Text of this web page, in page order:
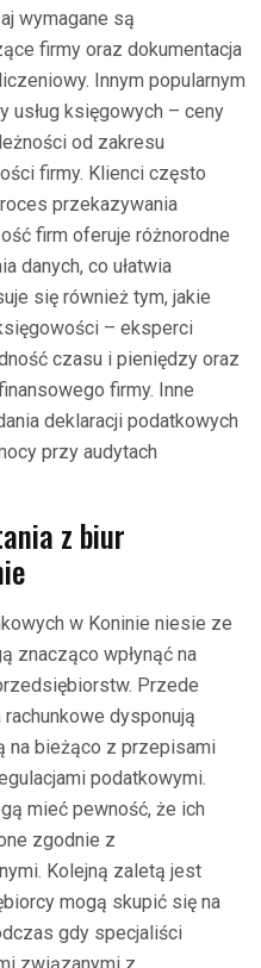
wymagane są
firmy oraz dokumentacja
Innym popularnym
usług księgowych – ceny
od zakresu
firmy. Klienci często
przekazywania
firm oferuje różnorodne
danych, co ułatwia
się również tym, jakie
– eksperci
czasu i pieniędzy oraz
firmy. Inne
deklaracji podatkowych
przy audytach
z biur
w Koninie niesie ze
znacząco wpłynąć na
Przede
dysponują
na bieżąco z przepisami
podatkowymi.
mieć pewność, że ich
zgodnie z
Kolejną zaletą jest
mogą skupić się na
gdy specjaliści